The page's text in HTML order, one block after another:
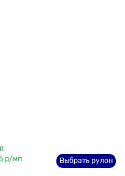
р/мп
Выбрать рулон